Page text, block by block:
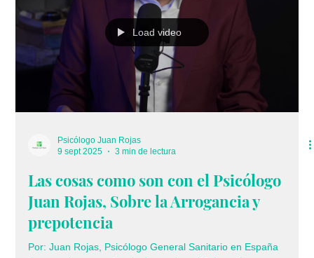
que todo se derrumba. Un accidente, una pérdida, una ruptura,
una enfermedad o un golpe inesperado pueden dejar la
sensación de que ya no somos los mismos. El trauma no solo
afecta nuestra mente, también hiere nuestra confianza, nuestra
manera de ver el mundo y hasta la forma en que nos miramos
a nosotros mismos. Es como si la vida nos obligara a empezar
de nuevo, pero sin instrucciones claras. Reconstruir el yo des